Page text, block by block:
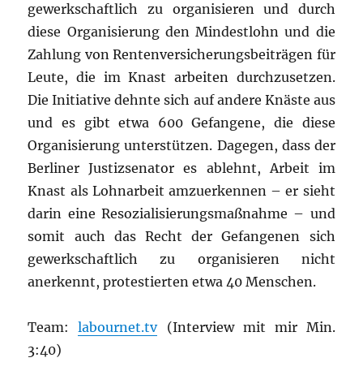
gewerkschaftlich zu organisieren und durch
diese Organisierung den Mindestlohn und die
Zahlung von Rentenversicherungsbeiträgen für
Leute, die im Knast arbeiten durchzusetzen.
Die Initiative dehnte sich auf andere Knäste aus
und es gibt etwa 600 Gefangene, die diese
Organisierung unterstützen. Dagegen, dass der
Berliner Justizsenator es ablehnt, Arbeit im
Knast als Lohnarbeit amzuerkennen – er sieht
darin eine Resozialisierungsmaßnahme – und
somit auch das Recht der Gefangenen sich
gewerkschaftlich zu organisieren nicht
anerkennt, protestierten etwa 40 Menschen.
Team:labournet.tv(Interview mit mir Min.
3:40)